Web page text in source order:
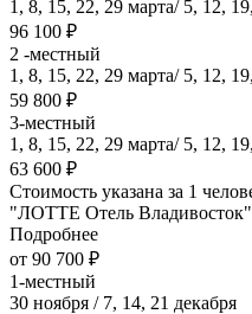
1, 8, 15, 22, 29 марта/ 5, 12,
96 100 ₽
2 -местный
1, 8, 15, 22, 29 марта/ 5, 12,
59 800 ₽
3-местный
1, 8, 15, 22, 29 марта/ 5, 12,
63 600 ₽
Стоимость указана за 1
"ЛОТТЕ Отель Владивосток"
Подробнее
от 90 700 ₽
1-местный
30 ноября / 7, 14, 21 декабря